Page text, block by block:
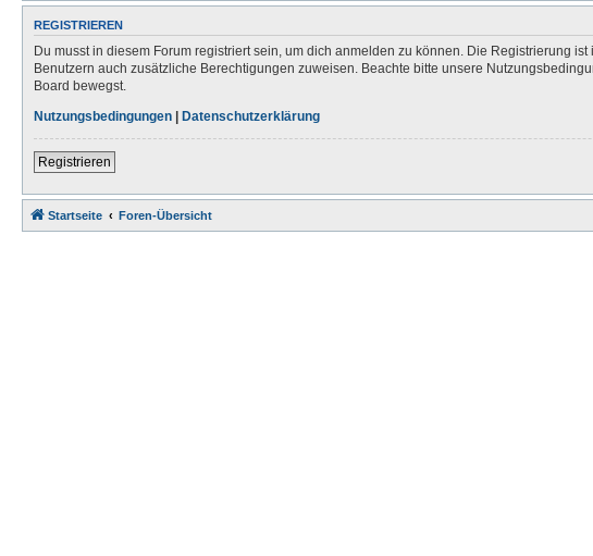
REGISTRIEREN
Du musst in diesem Forum registriert sein, um dich anmelden zu können. Die Registrierung
Benutzern auch zusätzliche Berechtigungen zuweisen. Beachte bitte unsere
Board bewegst.
Nutzungsbedingungen | Datenschutzerklärung
Registrieren
Startseite Foren-Übersicht